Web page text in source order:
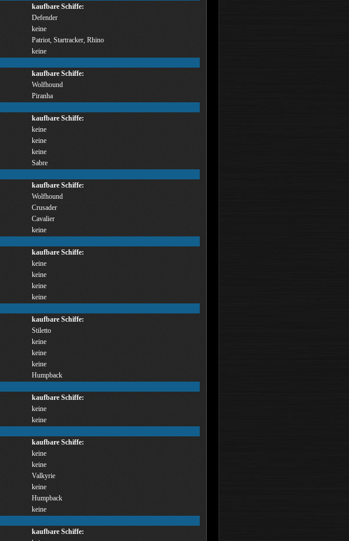
kaufbare Schiffe:
Defender
keine
Patriot, Startracker, Rhino
keine
kaufbare Schiffe:
Wolfhound
Piranha
kaufbare Schiffe:
keine
keine
keine
Sabre
kaufbare Schiffe:
Wolfhound
Crusader
Cavalier
keine
kaufbare Schiffe:
keine
keine
keine
keine
kaufbare Schiffe:
Stiletto
keine
keine
keine
Humpback
kaufbare Schiffe:
keine
keine
kaufbare Schiffe:
keine
keine
Valkyrie
keine
Humpback
keine
kaufbare Schiffe: